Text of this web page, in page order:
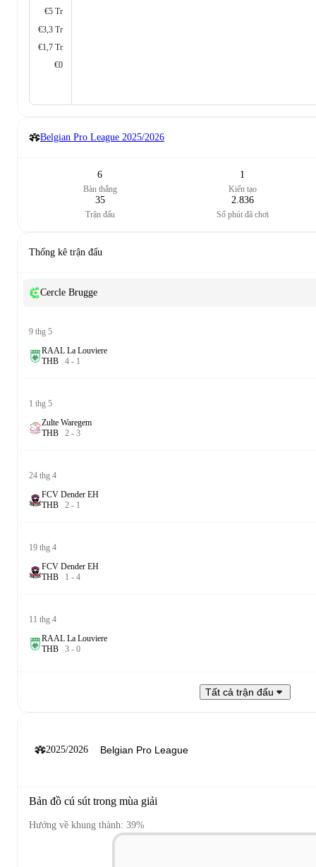
€5 Tr
€3,3 Tr
€1,7 Tr
€0
Belgian Pro League 2025/2026
6
Bàn thắng
1
Kiến tạo
35
Trận đấu
2.836
Số phút đã chơi
Thống kê trận đấu
Cercle Brugge
9 thg 5
RAAL La Louviere
THB 4 - 1
1 thg 5
Zulte Waregem
THB 2 - 3
24 thg 4
FCV Dender EH
THB 2 - 1
19 thg 4
FCV Dender EH
THB 1 - 4
11 thg 4
RAAL La Louviere
THB 3 - 0
Tất cả trận đấu
2025/2026
Bản đồ cú sút trong mùa giải
Hướng về khung thành: 39%